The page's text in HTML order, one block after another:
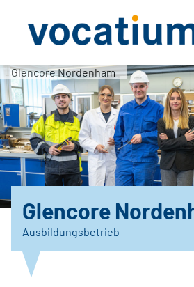
Glencore Nordenham
Glencore
Ausbildungsbetrieb